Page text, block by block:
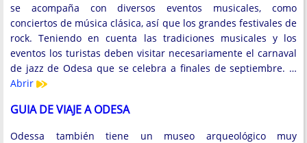
se acompaña con diversos eventos musicales, como
conciertos de música clásica, así que los grandes festivales de
rock. Teniendo en cuenta las tradiciones musicales y los
eventos los turistas deben visitar necesariamente el carnaval
de jazz de Odesa que se celebra a finales de septiembre. …
Abrir
GUIA DE VIAJE A ODESA
Odessa también tiene un museo arqueológico muy